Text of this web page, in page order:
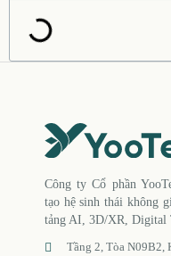
Công ty Cổ phần
tạo hệ sinh thái không
tảng AI, 3D/XR, Digital
Tầng 2, Tòa N09B2,